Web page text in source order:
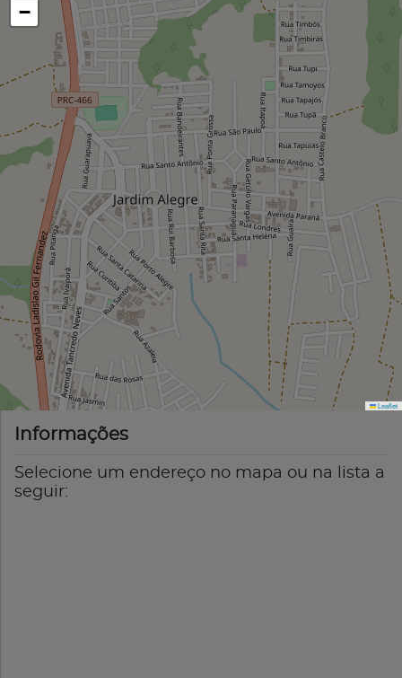
−
Leaflet
Informações
Selecione um endereço no mapa ou na lista a
seguir: